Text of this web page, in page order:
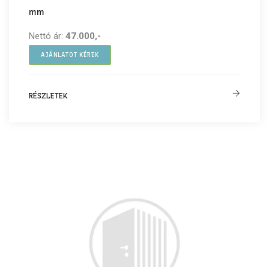
mm
Nettó ár: 47.000,-
AJÁNLATOT KÉREK
RÉSZLETEK